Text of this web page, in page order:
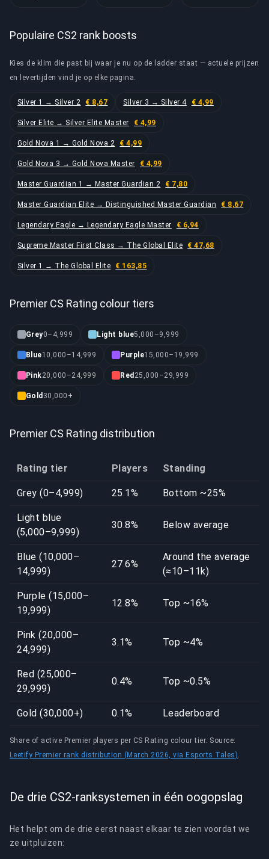
Populaire CS2 rank boosts
Kies de klim die past bij waar je nu op de ladder staat — actuele prijzen
en levertijden vind je op elke pagina.
Silver 1 → Silver 2 € 8,67 Silver 3 → Silver 4 € 4,99
Silver Elite → Silver Elite Master € 4,99
Gold Nova 1 → Gold Nova 2 € 4,99
Gold Nova 3 → Gold Nova Master € 4,99
Master Guardian 1 → Master Guardian 2 € 7,80
Master Guardian Elite → Distinguished Master Guardian € 8,67
Legendary Eagle → Legendary Eagle Master € 6,94
Supreme Master First Class → The Global Elite € 47,68
Silver 1 → The Global Elite € 163,85
Premier CS Rating colour tiers
Grey0–4,999 Light blue5,000–9,999
Blue10,000–14,999 Purple15,000–19,999
Pink20,000–24,999 Red 25,000–29,999
Gold 30,000+
Premier CS Rating distribution
Share of active Premier players per CS Rating colour tier. Source:
Leetify Premier rank distribution (March 2026, via Esports Tales).
Rating tier Players Standing
Grey (0–4,999) 25.1% Bottom ~25%
Light blue
(5,000–9,999)
30.8% Below average
Blue (10,000–
14,999)
27.6%
Around the average
(≈10–11k)
Purple (15,000–
19,999)
12.8% Top ~16%
Pink (20,000–
24,999)
3.1% Top ~4%
Red (25,000–
29,999)
0.4% Top ~0.5%
Gold (30,000+) 0.1% Leaderboard
De drie CS2-ranksystemen in één oogopslag
Het helpt om de drie eerst naast elkaar te zien voordat we
ze uitpluizen: